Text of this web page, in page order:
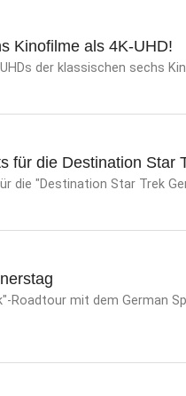
Kinofilme als 4K-UHD!
der klassischen sechs
für die Destination Star
die "Destination Star Trek
Roadtour mit dem German